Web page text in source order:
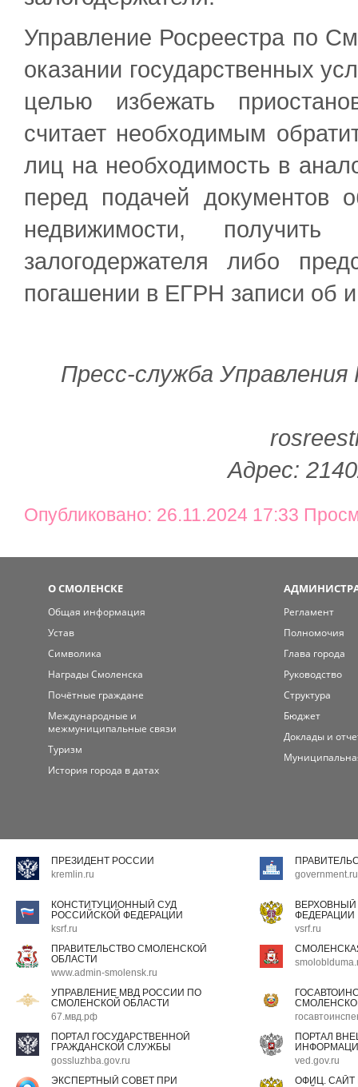
Управление Росреестра по
оказании государственных
целью избежать
считает необходимым
лиц на необходимость в
перед подачей документов
недвижимости,
залогодержателя либо
погашении в ЕГРН записи об
Пресс-служба
Адрес:
Опубликовано: 26.11.2024 17:33
О СМОЛЕНСКЕ
Общая информация
Устав
Символика
Награды Смоленска
Почётные граждане
Международные и
межмуниципальные связи
Туризм
История города в датах
Регламент
Полномочия
Глава города
Руководство
Структура
Бюджет
Доклады и
ПРЕЗИДЕНТ РОССИИ
kremlin.ru
government.ru
КОНСТИТУЦИОННЫЙ СУД
РОССИЙСКОЙ ФЕДЕРАЦИИ
ksrf.ru
ФЕДЕРАЦИИ
vsrf.ru
ПРАВИТЕЛЬСТВО СМОЛЕНСКОЙ
ОБЛАСТИ
www.admin-smolensk.ru
УПРАВЛЕНИЕ МВД РОССИИ ПО
СМОЛЕНСКОЙ ОБЛАСТИ
67.мвд.рф
ПОРТАЛ ГОСУДАРСТВЕННОЙ
ГРАЖДАНСКОЙ СЛУЖБЫ
gossluzhba.gov.ru
ПОРТАЛ
ved.gov.ru
ЭКСПЕРТНЫЙ СОВЕТ ПРИ
ОФИЦ.